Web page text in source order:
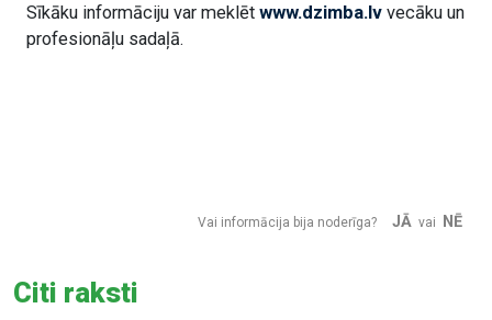
Sīkāku informāciju var meklēt www.dzimba.lv vecāku un
profesionāļu sadaļā.
Vai informācija bija noderīga? JĀ vai NĒ
Citi raksti